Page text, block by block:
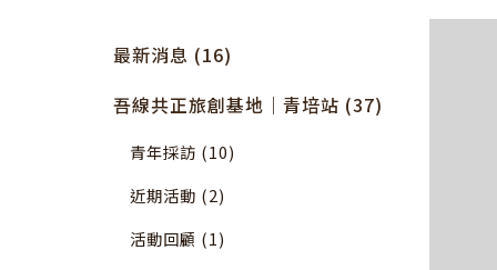
最新消息 (16)
吾線共正旅創基地｜青培站 (37)
青年採訪 (10)
近期活動 (2)
活動回顧 (1)